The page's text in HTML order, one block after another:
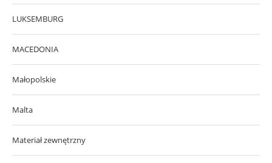
LUKSEMBURG
MACEDONIA
Małopolskie
Malta
Materiał zewnętrzny